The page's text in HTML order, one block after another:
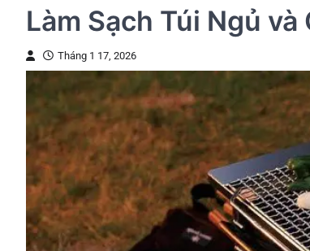
Làm Sạch Túi Ngủ
Tháng 1 17, 2026